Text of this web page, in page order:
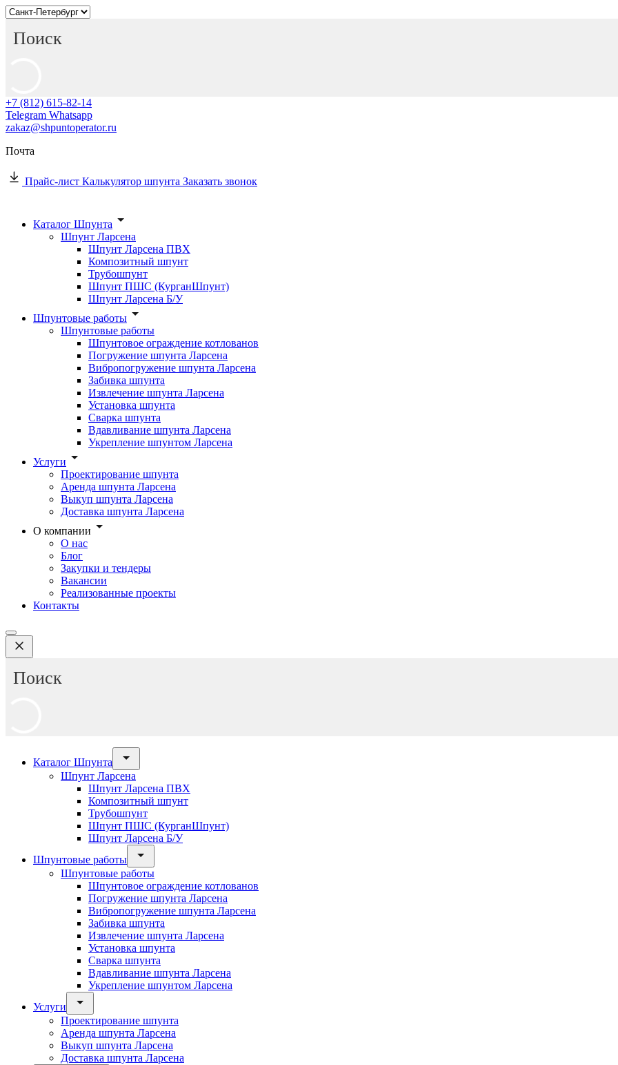
+7 (812) 615-82-14
Telegram Whatsapp
zakaz@shpuntoperator.ru
Почта
Прайс-лист Калькулятор шпунта Заказать звонок
Каталог Шпунта
Шпунт Ларсена
Шпунт Ларсена ПВХ
Композитный шпунт
Трубошпунт
Шпунт ПШС (КурганШпунт)
Шпунт Ларсена Б/У
Шпунтовые работы
Шпунтовые работы
Шпунтовое ограждение котлованов
Погружение шпунта Ларсена
Вибропогружение шпунта Ларсена
Забивка шпунта
Извлечение шпунта Ларсена
Установка шпунта
Сварка шпунта
Вдавливание шпунта Ларсена
Укрепление шпунтом Ларсена
Услуги
Проектирование шпунта
Аренда шпунта Ларсена
Выкуп шпунта Ларсена
Доставка шпунта Ларсена
О компании
О нас
Блог
Закупки и тендеры
Вакансии
Реализованные проекты
Контакты
Каталог Шпунта
Шпунт Ларсена
Шпунт Ларсена ПВХ
Композитный шпунт
Трубошпунт
Шпунт ПШС (КурганШпунт)
Шпунт Ларсена Б/У
Шпунтовые работы
Шпунтовые работы
Шпунтовое ограждение котлованов
Погружение шпунта Ларсена
Вибропогружение шпунта Ларсена
Забивка шпунта
Извлечение шпунта Ларсена
Установка шпунта
Сварка шпунта
Вдавливание шпунта Ларсена
Укрепление шпунтом Ларсена
Услуги
Проектирование шпунта
Аренда шпунта Ларсена
Выкуп шпунта Ларсена
Доставка шпунта Ларсена